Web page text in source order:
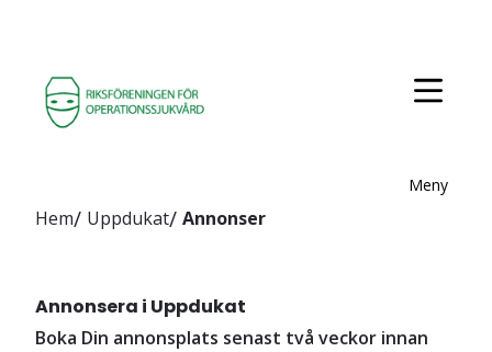
Meny
Hem Uppdukat Annonser
Annonsera i Uppdukat
Boka Din annonsplats senast två veckor innan